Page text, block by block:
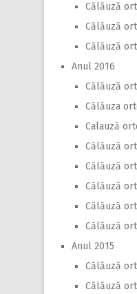
Călăuză
Călăuză
Călăuză
Anul 2016
Călăuză
Călăuza
Calauză
Călăuză
Călăuză
Călăuză
Călăuză
Călăuză
Anul 2015
Călăuză
Călăuză